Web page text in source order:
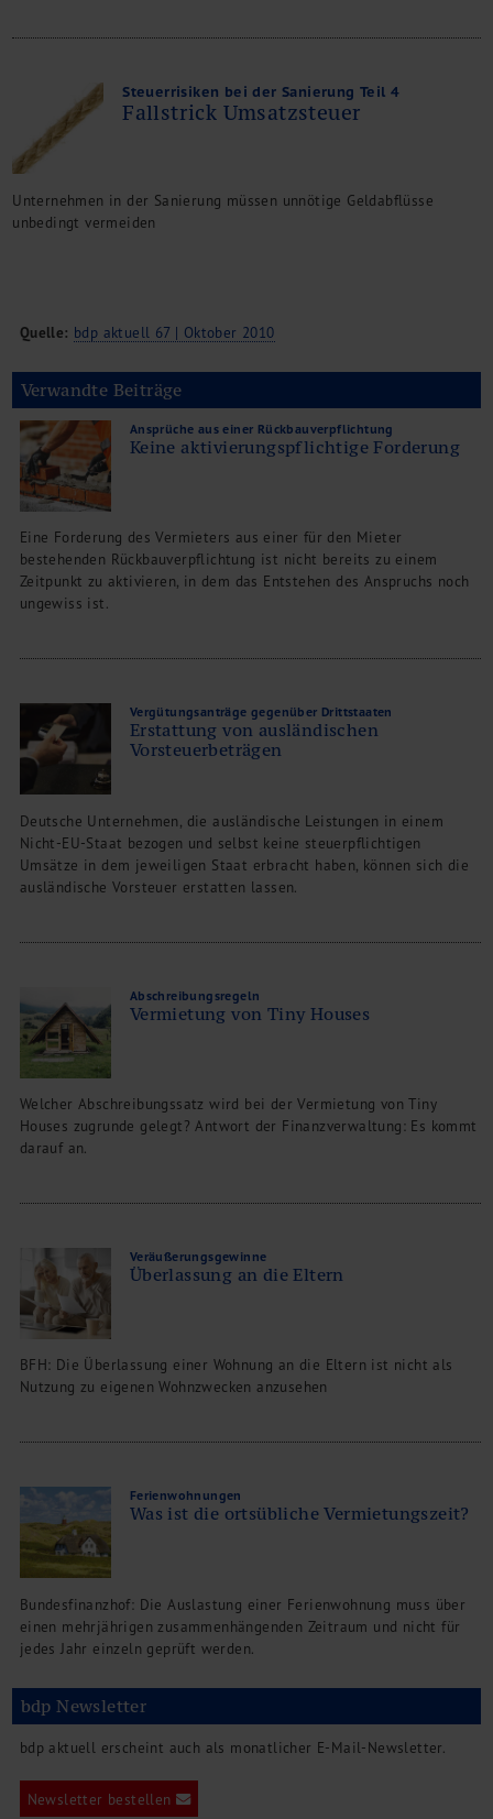
Steuerrisiken bei der Sanierung Teil 4
Fallstrick Umsatzsteuer
Unternehmen in der Sanierung müssen unnötige Geldabflüsse
unbedingt vermeiden
Quelle: bdp aktuell 67 | Oktober 2010
Verwandte Beiträge
Ansprüche aus einer Rückbauverpflichtung
Keine aktivierungspflichtige Forderung
Eine Forderung des Vermieters aus einer für den Mieter
bestehenden Rückbauverpflichtung ist nicht bereits zu einem
Zeitpunkt zu aktivieren, in dem das Entstehen des Anspruchs noch
ungewiss ist.
Vergütungsanträge gegenüber Drittstaaten
Erstattung von ausländischen
Vorsteuerbeträgen
Deutsche Unternehmen, die ausländische Leistungen in einem
Nicht-EU-Staat bezogen und selbst keine steuerpflichtigen
Umsätze in dem jeweiligen Staat erbracht haben, können sich die
ausländische Vorsteuer erstatten lassen.
Abschreibungsregeln
Vermietung von Tiny Houses
Welcher Abschreibungssatz wird bei der Vermietung von Tiny
Houses zugrunde gelegt? Antwort der Finanzverwaltung: Es kommt
darauf an.
Veräußerungsgewinne
Überlassung an die Eltern
BFH: Die Überlassung einer Wohnung an die Eltern ist nicht als
Nutzung zu eigenen Wohnzwecken anzusehen
Ferienwohnungen
Was ist die ortsübliche Vermietungszeit?
Bundesfinanzhof: Die Auslastung einer Ferienwohnung muss über
einen mehrjährigen zusammenhängenden Zeitraum und nicht für
jedes Jahr einzeln geprüft werden.
bdp Newsletter
bdp aktuell erscheint auch als monatlicher E-Mail-Newsletter.
Newsletter bestellen